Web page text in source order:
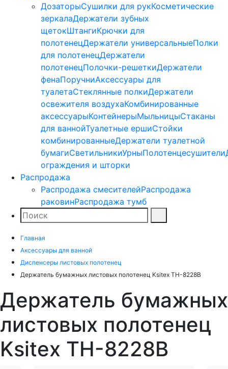
ДозаторыСушилки для рукКосметические
зеркалаДержатели зубных
щетокШтангиКрючки для
полотенецДержатели универсальныеПолки
для полотенецДержатели
полотенецПолочки-решеткиДержатели
фенаПоручниАксессуары для
туалетаСтеклянные полкиДержатели
освежителя воздухаКомбинированные
аксессуарыКонтейнерыМыльницыСтаканы
для ваннойТуалетные ершиСтойки
комбинированныеДержатели туалетной
бумагиСветильникиУрныПолотенцесушители
ограждения и шторки
Распродажа
Распродажа смесителейРаспродажа
раковинРаспродажа тумб
Поиск
Главная
Аксессуары для ванной
Диспенсеры листовых полотенец
Держатель бумажных листовых полотенец Ksitex TH-8228B
Держатель бумажных
листовых полотенец
Ksitex TH-8228B